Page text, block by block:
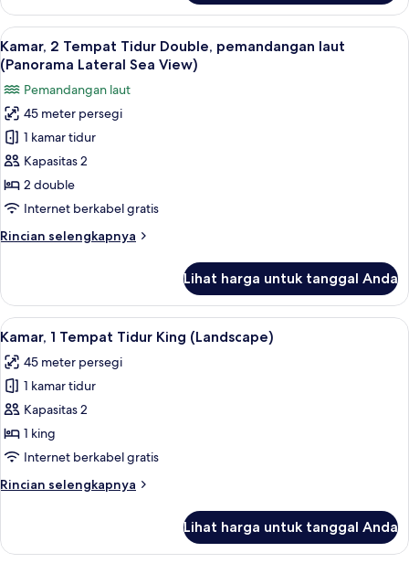
View)
Kamar,
Tempat
Tidur
Double,
pemandangan
kota
(Panorama
City
View)
Lihat
semua
foto
untuk
Kamar,
2
Tempat
Tidur
Double,
laut
Sea
View)
Kamar, 2 Tempat Tidur Double,
6
Kamar, 2 Tempat Tidur Double, pemandangan laut
(Panorama Lateral Sea View)
Pemandangan laut
45 meter persegi
1 kamar tidur
Kapasitas 2
2 double
Internet berkabel gratis
Rincian selengkapnya
Rincian
Kamar,
Tempat
Double,
pemandangan
(Panorama
Lateral
Sea
View)
Lihat harga untuk tanggal Anda
Lihat
semua
foto
untuk
Kamar,
1
Tempat
King
Kamar, 1 Tempat Tidur King
6
Kamar, 1 Tempat Tidur King (Landscape)
45 meter persegi
1 kamar tidur
Kapasitas 2
1 king
Internet berkabel gratis
Rincian selengkapnya
Rincian
Kamar,
Lihat harga untuk tanggal Anda